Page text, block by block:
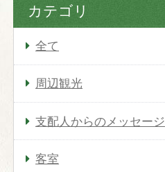
カテゴリ
全て
周辺観光
支配人からのメッセージ
客室
客室
別館デラックス室
本館特別室
別館特別室